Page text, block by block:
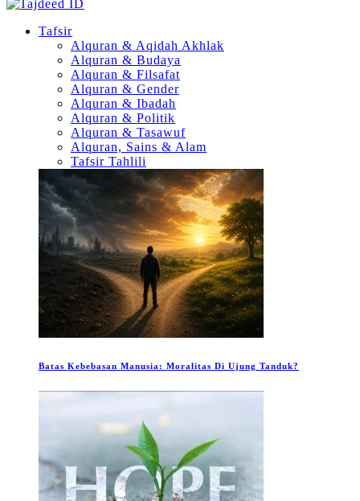
Tafsir
Alquran & Aqidah Akhlak
Alquran & Budaya
Alquran & Filsafat
Alquran & Gender
Alquran & Ibadah
Alquran & Politik
Alquran & Tasawuf
Alquran, Sains & Alam
Tafsir Tahlili
Batas Kebebasan Manusia: Moralitas Di Ujung Tanduk?